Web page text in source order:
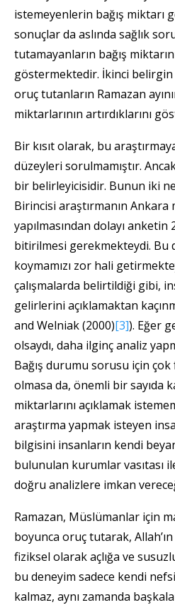
istemeyenlerin bağış miktarı
sonuçlar da aslında sağlık
tutamayanların bağış
göstermektedir. İkinci
oruç tutanların Ramazan
miktarlarının artırdıklarını
Bir kısıt olarak, bu
düzeyleri sorulmamıştır.
bir belirleyicisidir. Bunun iki
Birincisi araştırmanın
yapılmasından dolayı anketin
bitirilmesi gerekmekteydi. Bu
koymamızı zor hali
çalışmalarda belirtildiği gibi,
gelirlerini açıklamaktan
and Welniak (2000)[3]). Eğer
olsaydı, daha ilginç analiz
Bağış durumu sorusu için
olmasa da, önemli bir sayıda
miktarlarını açıklamak
araştırma yapmak isteyen
bilgisini insanların kendi
bulunulan kurumlar vasıtası
doğru analizlere imkan
Ramazan, Müslümanlar için
boyunca oruç tutarak,
fiziksel olarak açlığa ve
bu deneyim sadece kendi
kalmaz, aynı zamanda